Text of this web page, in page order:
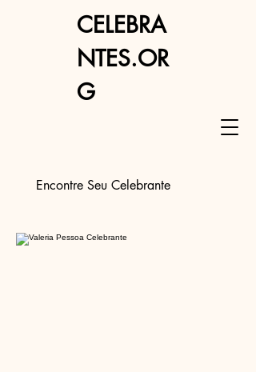
Encontre Seu Celebrante
CELEBRA
NTES.OR
G